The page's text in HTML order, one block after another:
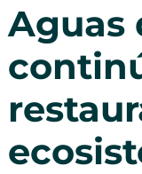
Aguas